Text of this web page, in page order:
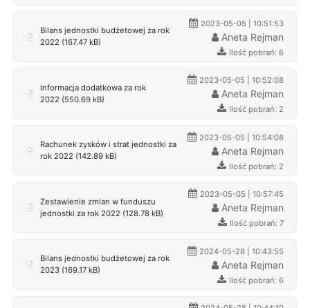
Bilans jednostki budżetowej za rok
2022 (167.47 kB)
2023-05-05 | 10:51:53
Aneta Rejman
Ilość pobrań: 6
Informacja dodatkowa za rok
2022 (550.69 kB)
2023-05-05 | 10:52:08
Aneta Rejman
Ilość pobrań: 2
Rachunek zysków i strat jednostki za
rok 2022 (142.89 kB)
2023-05-05 | 10:54:08
Aneta Rejman
Ilość pobrań: 2
Zestawienie zmian w funduszu
jednostki za rok 2022 (128.78 kB)
2023-05-05 | 10:57:45
Aneta Rejman
Ilość pobrań: 7
Bilans jednostki budżetowej za rok
2023 (169.17 kB)
2024-05-28 | 10:43:55
Aneta Rejman
Ilość pobrań: 6